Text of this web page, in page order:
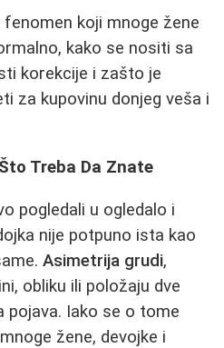
koji mnoge žene
kako se nositi sa
korekcije i zašto je
za kupovinu donjeg veša i
Treba Da Znate
pogledali u ogledalo i
nije potpuno ista kao
Asimetrija grudi,
obliku ili položaju dve
pojava. Iako se o tome
žene, devojke i